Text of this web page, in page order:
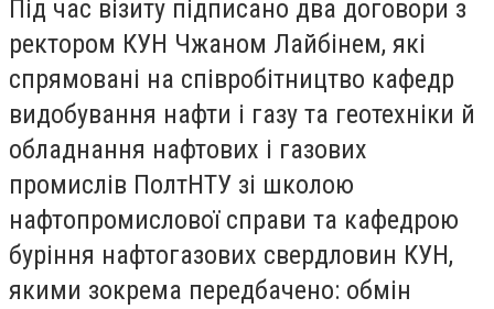
Під час візиту підписано два договори з
ректором КУН Чжаном Лайбінем, які
спрямовані на співробітництво кафедр
видобування нафти і газу та геотехніки й
обладнання нафтових і газових
промислів ПолтНТУ зі школою
нафтопромислової справи та кафедрою
буріння нафтогазових свердловин КУН,
якими зокрема передбачено: обмін